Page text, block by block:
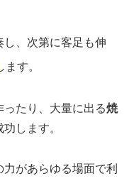
、次第に客足も伸
ます。
ったり、大量に出る焼
します。
があらゆる場面で利